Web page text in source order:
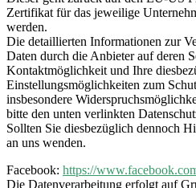
Zertifikat für das jeweilige
werden.
Die detaillierten Informationen zur
Daten durch die Anbieter auf deren
Kontaktmöglichkeit und Ihre
Einstellungsmöglichkeiten zum
insbesondere
bitte den unten verlinkten
Sollten Sie diesbezüglich dennoch
an uns wenden.
Facebook: https://
Die Datenverarbeitung erfolgt auf